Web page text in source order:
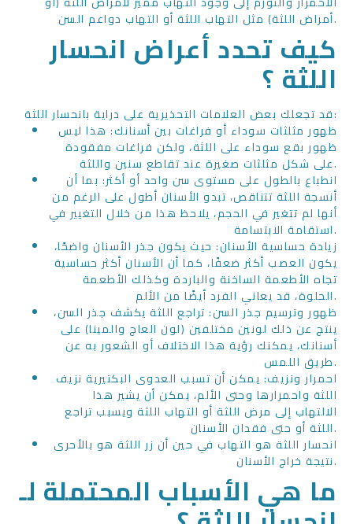
أمراض اللثة) مثل التهاب اللثة أو التهاب دواعم السن.
كيف تحدد أعراض انحسار
اللثة ؟
قد تجعلك بعض العلامات التحذيرية على دراية بانحسار اللثة:
ظهور مثلثات سوداء أو فراغات بين أسنانك: هذا ليس
ظهور بقع سوداء على اللثة، ولكن فراغات مفقودة
على شكل مثلثات صغيرة عند تقاطع سنين واللثة.
انطباع بالطول على مستوى سن واحد أو أكثر: بما أن
أنسجة اللثة تتناقص، تبدو الأسنان أطول على الرغم من
أنها لم تتغير في الحجم، يلاحظ هذا من خلال التغيير في
استقامة الابتسامة.
زيادة حساسية الأسنان: حيث يكون جذر الأسنان واضحًا،
يكون العصب أكثر ضعفًا، كما أن الأسنان أكثر حساسية
تجاه الأطعمة الساخنة والباردة وكذلك الأطعمة
الحلوة، قد يعاني الفرد أيضًا من الألم.
ظهور وترسيم جذر السن: تراجع اللثة يكشف جذر السن،
ينتج عن ذلك لونين مختلفين (لون العاج والمينا) على
أسنانك، يمكنك رؤية هذا الاختلاف أو الشعور به عن
طريق اللمس.
احمرار ونزيف: يمكن أن تسبب العدوى البكتيرية نزيف
اللثة واحمرارها وحتى الألم، يمكن أن يشير هذا
الالتهاب إلى مرض اللثة أو التهاب اللثة ويسبب تراجع
اللثة أو حتى فقدان الأسنان.
انحسار اللثة هو التهاب في حين أن زر اللثة هو بالأحرى
نتيجة خراج الأسنان.
ما هي الأسباب المحتملة لـ